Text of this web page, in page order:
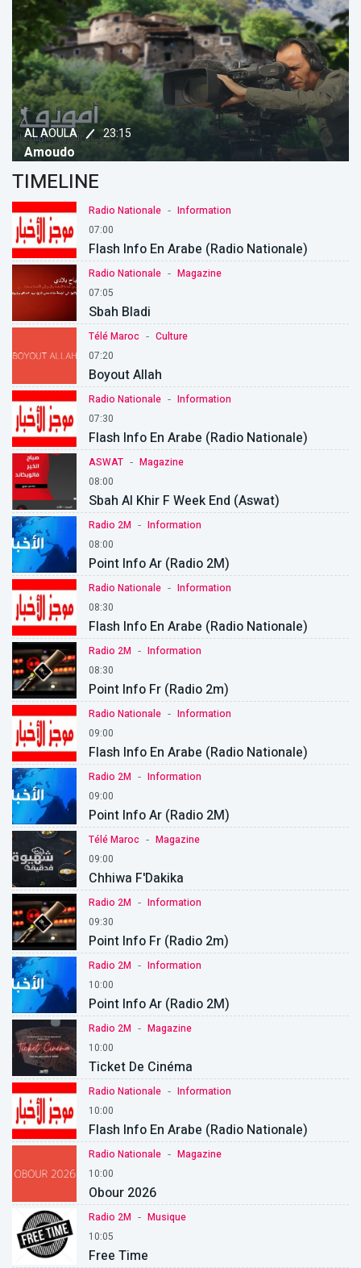
AL AOULA 23:15
Amoudo
TIMELINE
Radio Nationale - Information
07:00
Flash Info En Arabe (Radio Nationale)
Radio Nationale - Magazine
07:05
Sbah Bladi
Télé Maroc - Culture
07:20
Boyout Allah
Radio Nationale - Information
07:30
Flash Info En Arabe (Radio Nationale)
ASWAT - Magazine
08:00
Sbah Al Khir F Week End (aswat)
Radio 2M - Information
08:00
Point Info Ar (Radio 2M)
Radio Nationale - Information
08:30
Flash Info En Arabe (Radio Nationale)
Radio 2M - Information
08:30
Point Info Fr (Radio 2m)
Radio Nationale - Information
09:00
Flash Info En Arabe (Radio Nationale)
Radio 2M - Information
09:00
Point Info Ar (Radio 2M)
Télé Maroc - Magazine
09:00
Chhiwa F'Dakika
Radio 2M - Information
09:30
Point Info Fr (Radio 2m)
Radio 2M - Information
10:00
Point Info Ar (Radio 2M)
Radio 2M - Magazine
10:00
Ticket De Cinéma
Radio Nationale - Information
10:00
Flash Info En Arabe (Radio Nationale)
Radio Nationale - Magazine
10:00
Obour 2026
Radio 2M - Musique
10:05
Free Time